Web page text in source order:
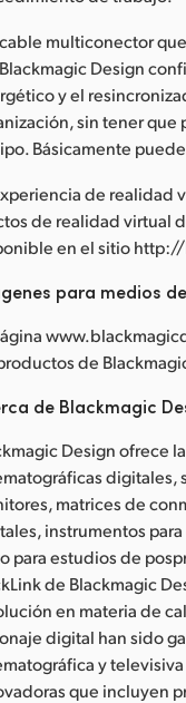
multiconector
Design
y el
sin tener que
Básicamente
de realidad
de realidad virtual
en el sitio
para medios
de
de Blackmagic
Design ofrece
digitales,
matrices de
instrumentos
para estudios de
de Blackmagic
en materia de
digital han sido
y
que incluyen